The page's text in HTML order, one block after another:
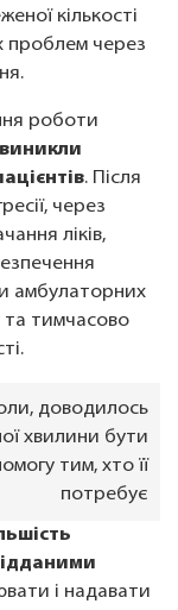
кількості
проблем через
роботи
виникли
. Після
через
ліків,
амбулаторних
та тимчасово
доводилось
хвилини бути
тим, хто її
потребує
і надавати